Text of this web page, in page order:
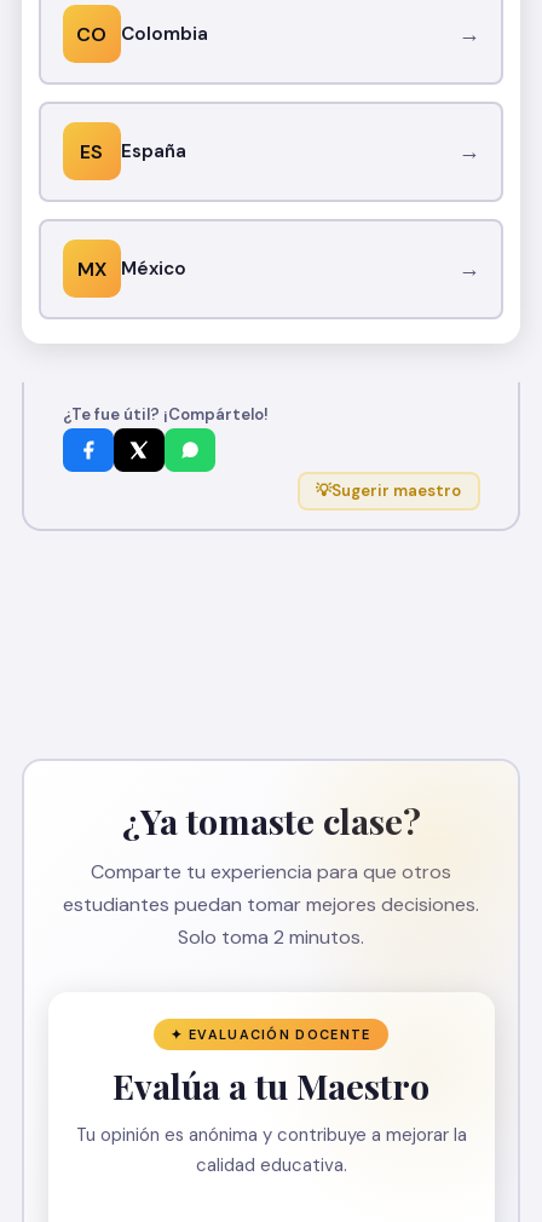
CO Colombia →
ES España →
MX México →
¿Te fue útil? ¡Compártelo!
💡Sugerir maestro
¿Ya tomaste clase?
Comparte tu experiencia para que otros
estudiantes puedan tomar mejores decisiones.
Solo toma 2 minutos.
✦ EVALUACIÓN DOCENTE
Evalúa a tu Maestro
Tu opinión es anónima y contribuye a mejorar la
calidad educativa.